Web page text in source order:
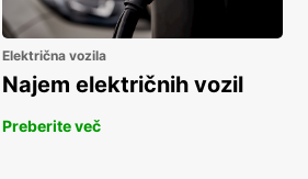
Električna vozila
Najem električnih vozil
Preberite več